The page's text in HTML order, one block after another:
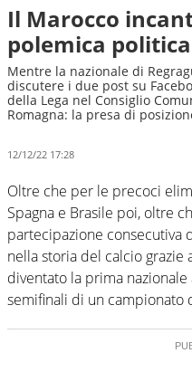
Il Marocco
polemica
Mentre la nazionale di
discutere i due post su
della Lega nel Consiglio
Romagna: la presa di
12/12/22 17:28
Oltre che per le precoci
Spagna e Brasile poi, oltre
partecipazione consecutiva
nella storia del calcio grazie
diventato la prima
semifinali di un campionato